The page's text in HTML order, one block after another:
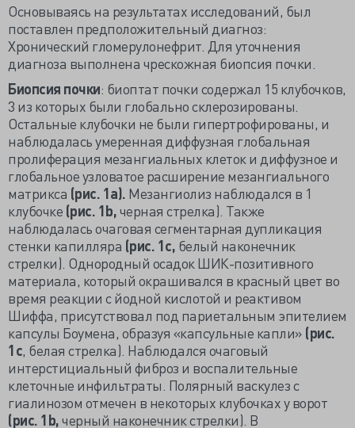
Основываясь на результатах исследований, был
поставлен предположительный диагноз:
Хронический гломерулонефрит. Для уточнения
диагноза выполнена чрескожная биопсия почки.
Биопсия почки: биоптат почки содержал 15 клубочков,
3 из которых были глобально склерозированы.
Остальные клубочки не были гипертрофированы, и
наблюдалась умеренная диффузная глобальная
пролиферация мезангиальных клеток и диффузное и
глобальное узловатое расширение мезангиального
матрикса (рис. 1а). Мезангиолиз наблюдался в 1
клубочке (рис. 1b,черная стрелка). Также
наблюдалась очаговая сегментарная дупликация
стенки капилляра (рис. 1с, белый наконечник
стрелки). Однородный осадок ШИК-позитивного
материала, который окрашивался в красный цвет во
время реакции с йодной кислотой и реактивом
Шиффа, присутствовал под париетальным эпителием
капсулы Боумена, образуя «капсульные капли» (рис.
1с , белая стрелка). Наблюдался очаговый
интерстициальный фиброз и воспалительные
клеточные инфильтраты. Полярный васкулез с
гиалинозом отмечен в некоторых клубочках у ворот
(рис. 1b,черный наконечник стрелки). В